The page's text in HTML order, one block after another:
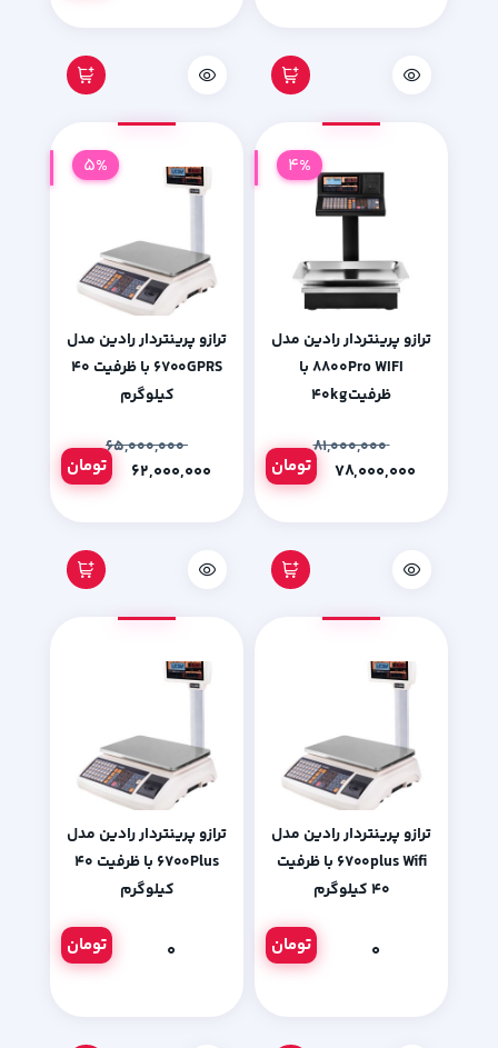
ترازو پرینتردار رادین مدل
۸۸۰۰Pro WIFI با
ظرفیت۴۰kg
۸۱,۰۰۰,۰۰۰
تومان
4%
ترازو پرینتردار رادین مدل
۶۷۰۰GPRS با ظرفیت ۴۰
کیلوگرم
۶۵,۰۰۰,۰۰۰
تومان
5%
ترازو پرینتردار رادین مدل
6700plus Wifi با ظرفیت
۴۰ کیلوگرم
تومان
ترازو پرینتردار رادین مدل
۶۷۰۰Plus با ظرفیت ۴۰
کیلوگرم
تومان